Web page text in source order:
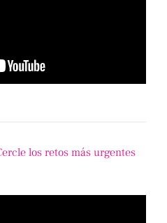
los retos más urgentes